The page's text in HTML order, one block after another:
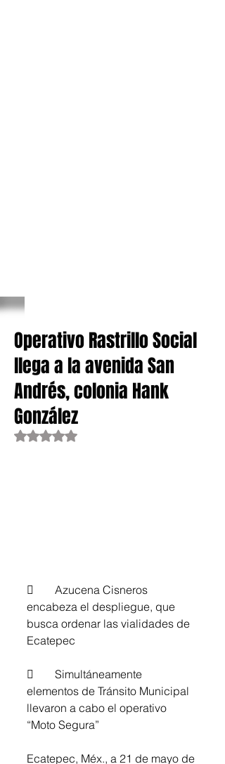
Operativo Rastrillo Social
llega a la avenida San
Andrés, colonia Hank
González
Obtuvo NaN de 5 estrellas.
	Azucena Cisneros
encabeza el despliegue, que
busca ordenar las vialidades de
Ecatepec
	Simultáneamente
elementos de Tránsito Municipal
llevaron a cabo el operativo
“Moto Segura”
Ecatepec, Méx., a 21 de mayo de